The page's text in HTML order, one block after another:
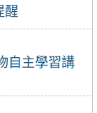
醒
自主學習講